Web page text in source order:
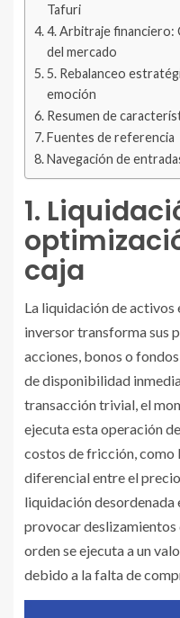
Tafuri
4. Arbitraje financiero:
del mercado
5. Rebalanceo
emoción
Resumen de
Fuentes de referencia
Navegación de
1.
caja
La liquidación de activos
inversor transforma sus
acciones, bonos o
de disponibilidad
transacción trivial, el
ejecuta esta operación
costos de fricción, como
diferencial entre el
liquidación desordenada
provocar deslizamientos
orden se ejecuta a un
debido a la falta de